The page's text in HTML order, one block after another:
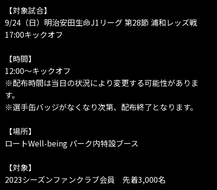
【対象試合】
9/24（日）明治安田生命J1リーグ 第28節 浦和レッズ戦
17:00キックオフ
【時間】
12:00～キックオフ
※配布時間は当日の状況により変更する可能性がありま
す。
※選手缶バッジがなくなり次第、配布終了となります。
【場所】
ロートWell-being パーク内特設ブース
【対象】
2023シーズンファンクラブ会員 先着3,000名